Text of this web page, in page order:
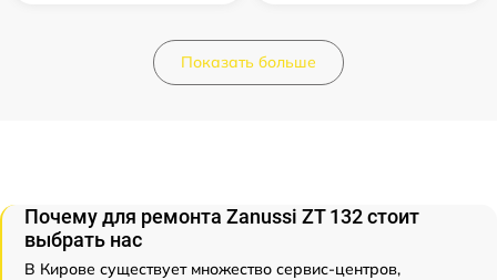
Показать больше
Почему для ремонта Zanussi ZT 132 стоит
выбрать нас
В Кирове существует множество сервис-центров,